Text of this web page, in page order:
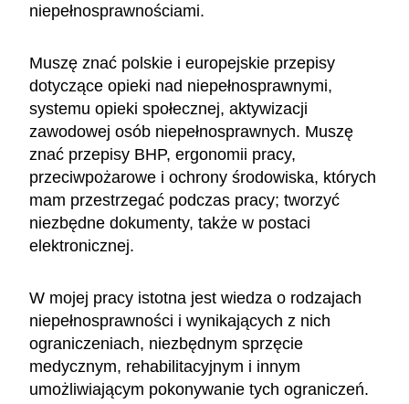
niepełnosprawnościami.
Muszę znać polskie i europejskie przepisy
dotyczące opieki nad niepełnosprawnymi,
systemu opieki społecznej, aktywizacji
zawodowej osób niepełnosprawnych. Muszę
znać przepisy BHP, ergonomii pracy,
przeciwpożarowe i ochrony środowiska, których
mam przestrzegać podczas pracy; tworzyć
niezbędne dokumenty, także w postaci
elektronicznej.
W mojej pracy istotna jest wiedza o rodzajach
niepełnosprawności i wynikających z nich
ograniczeniach, niezbędnym sprzęcie
medycznym, rehabilitacyjnym i innym
umożliwiającym pokonywanie tych ograniczeń.